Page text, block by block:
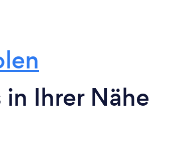
Ihrer Nähe